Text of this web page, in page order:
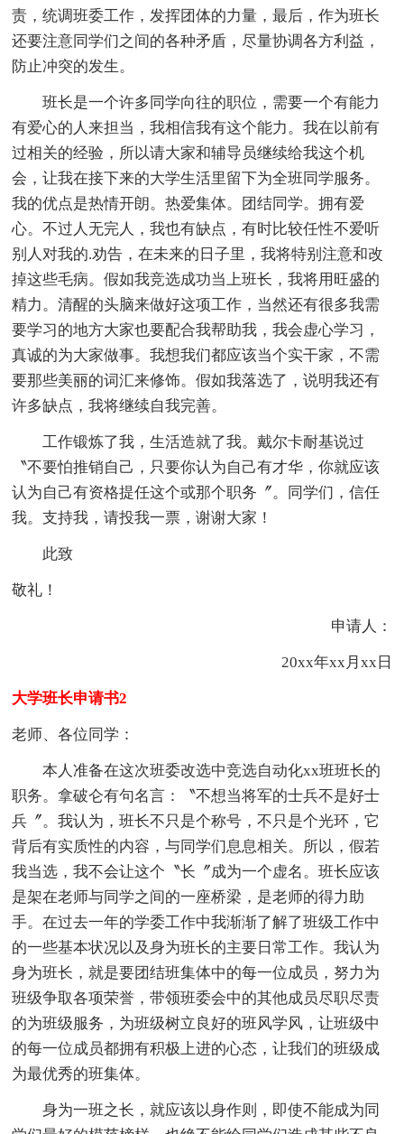
责，统调班委工作，发挥团体的力量，最后，作为班长
还要注意同学们之间的各种矛盾，尽量协调各方利益，
防止冲突的发生。
班长是一个许多同学向往的职位，需要一个有能力
有爱心的人来担当，我相信我有这个能力。我在以前有
过相关的经验，所以请大家和辅导员继续给我这个机
会，让我在接下来的大学生活里留下为全班同学服务。
我的优点是热情开朗。热爱集体。团结同学。拥有爱
心。不过人无完人，我也有缺点，有时比较任性不爱听
别人对我的.劝告，在未来的日子里，我将特别注意和改
掉这些毛病。假如我竞选成功当上班长，我将用旺盛的
精力。清醒的头脑来做好这项工作，当然还有很多我需
要学习的地方大家也要配合我帮助我，我会虚心学习，
真诚的为大家做事。我想我们都应该当个实干家，不需
要那些美丽的词汇来修饰。假如我落选了，说明我还有
许多缺点，我将继续自我完善。
工作锻炼了我，生活造就了我。戴尔卡耐基说过
〝不要怕推销自己，只要你认为自己有才华，你就应该
认为自己有资格提任这个或那个职务〞。同学们，信任
我。支持我，请投我一票，谢谢大家！
此致
敬礼！
申请人：
20xx年xx月xx日
大学班长申请书2
老师、各位同学：
本人准备在这次班委改选中竞选自动化xx班班长的
职务。拿破仑有句名言：〝不想当将军的士兵不是好士
兵〞。我认为，班长不只是个称号，不只是个光环，它
背后有实质性的内容，与同学们息息相关。所以，假若
我当选，我不会让这个〝长〞成为一个虚名。班长应该
是架在老师与同学之间的一座桥梁，是老师的得力助
手。在过去一年的学委工作中我渐渐了解了班级工作中
的一些基本状况以及身为班长的主要日常工作。我认为
身为班长，就是要团结班集体中的每一位成员，努力为
班级争取各项荣誉，带领班委会中的其他成员尽职尽责
的为班级服务，为班级树立良好的班风学风，让班级中
的每一位成员都拥有积极上进的心态，让我们的班级成
为最优秀的班集体。
身为一班之长，就应该以身作则，即使不能成为同